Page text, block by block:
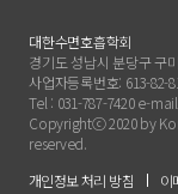
대한수면호흡학회
경기도 성남시 분당구 구
사업자등록번호: 613-82-
Tel : 031-787-7420 e-
Copyrightⓒ 2020 by
reserved.
개인정보 처리 방침
이